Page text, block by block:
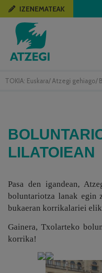
TOKIA: Euskara/ Atzegi gehiago/
IZENEMATEAK
LILATOIEAN
Pasa den igandean,
boluntariotza lanak egin
bukaeran korrikalariei
Gainera, Txolarteko
korrika!